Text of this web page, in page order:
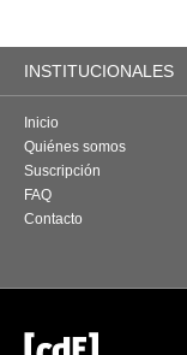
INSTITUCIONALES
Inicio
Quiénes somos
Suscripción
FAQ
Contacto